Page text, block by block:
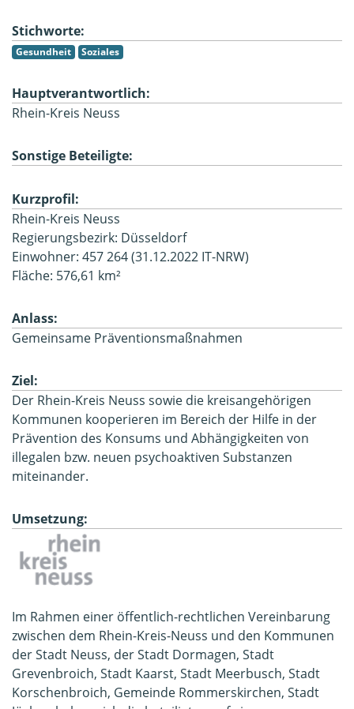
Stichworte:
Gesundheit Soziales
Hauptverantwortlich:
Rhein-Kreis Neuss
Sonstige Beteiligte:
Kurzprofil:
Rhein-Kreis Neuss
Regierungsbezirk: Düsseldorf
Einwohner: 457 264 (31.12.2022 IT-NRW)
Fläche: 576,61 km²
Anlass:
Gemeinsame Präventionsmaßnahmen
Ziel:
Der Rhein-Kreis Neuss sowie die kreisangehörigen
Kommunen kooperieren im Bereich der Hilfe in der
Prävention des Konsums und Abhängigkeiten von
illegalen bzw. neuen psychoaktiven Substanzen
miteinander.
Umsetzung:
Im Rahmen einer öffentlich-rechtlichen Vereinbarung
zwischen dem Rhein-Kreis-Neuss und den Kommunen
der Stadt Neuss, der Stadt Dormagen, Stadt
Grevenbroich, Stadt Kaarst, Stadt Meerbusch, Stadt
Korschenbroich, Gemeinde Rommerskirchen, Stadt